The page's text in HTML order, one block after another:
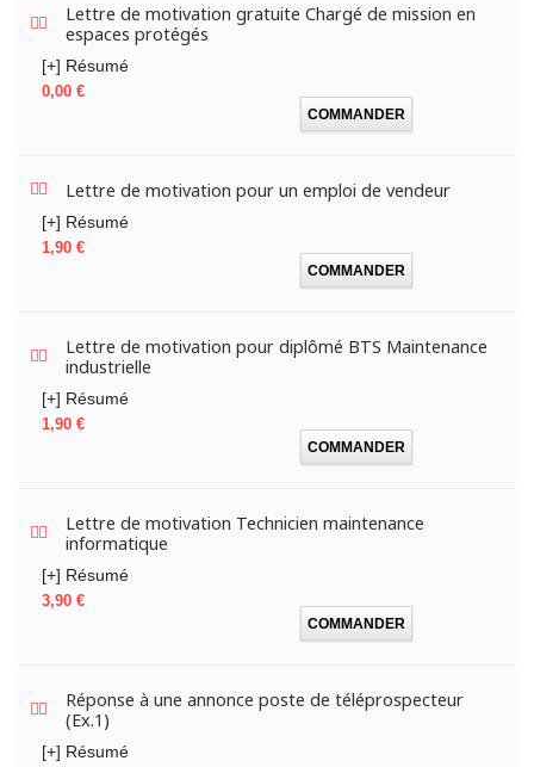
Lettre de motivation gratuite Chargé de mission en
espaces protégés
[+] Résumé
Prix
0,00 €
COMMANDER
Lettre de motivation pour un emploi de vendeur
[+] Résumé
Prix
1,90 €
COMMANDER
Lettre de motivation pour diplômé BTS Maintenance
industrielle
[+] Résumé
Prix
1,90 €
COMMANDER
Lettre de motivation Technicien maintenance
informatique
[+] Résumé
Prix
3,90 €
COMMANDER
Réponse à une annonce poste de téléprospecteur
(Ex.1)
[+] Résumé